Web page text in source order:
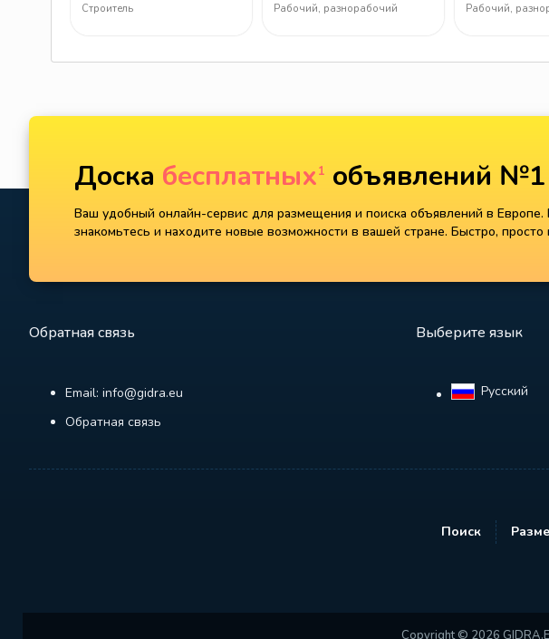
Строитель Рабочий, разнорабочий Рабочий,
Доска бесплатных1 объявлений №1
Ваш удобный онлайн-сервис для размещения и поиска объявлений в Европе.
знакомьтесь и находите новые возможности в вашей стране. Быстро,
Обратная связь
Email: info@gidra.eu
Обратная связь
Выберите язык
Русский‎
Поиск
Copyright © 2026